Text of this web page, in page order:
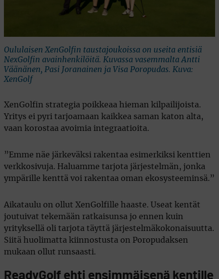
Oululaisen XenGolfin taustajoukoissa on useita entisiä
NexGolfin avainhenkilöitä. Kuvassa vasemmalta Antti
Väänänen, Pasi Joranainen ja Visa Poropudas. Kuva:
XenGolf
XenGolfin strategia poikkeaa hieman kilpailijoista.
Yritys ei pyri tarjoamaan kaikkea saman katon alta,
vaan korostaa avoimia integraatioita.
”Emme näe järkeväksi rakentaa esimerkiksi kenttien
verkkosivuja. Haluamme tarjota järjestelmän, jonka
ympärille kenttä voi rakentaa oman ekosysteeminsä.”
Aikataulu on ollut XenGolfille haaste. Useat kentät
joutuivat tekemään ratkaisunsa jo ennen kuin
yrityksellä oli tarjota täyttä järjestelmäkokonaisuutta.
Siitä huolimatta kiinnostusta on Poropudaksen
mukaan ollut runsaasti.
ReadyGolf ehti ensimmäisenä kentille